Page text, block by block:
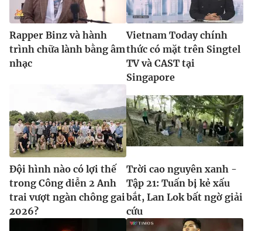
Rapper Binz và hành
trình chữa lành bằng âm
nhạc
Vietnam Today chính
thức có mặt trên Singtel
TV và CAST tại
Singapore
Đội hình nào có lợi thế
trong Công diễn 2 Anh
trai vượt ngàn chông gai
2026?
Trời cao nguyên xanh -
Tập 21: Tuấn bị kẻ xấu
bắt, Lan Lok bất ngờ giải
cứu